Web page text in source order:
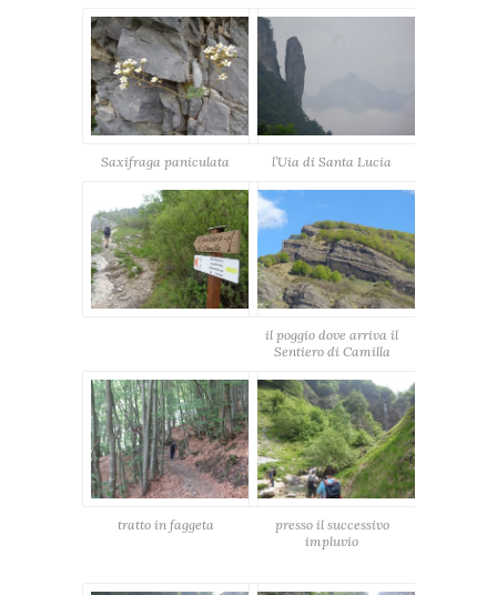
Saxifraga paniculata l’Uia di Santa Lucia
il poggio dove arriva il
Sentiero di Camilla
tratto in faggeta
presso il successivo
impluvio